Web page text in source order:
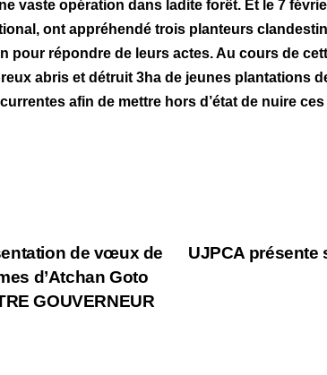
vaste opération dans ladite forêt. Et le 7
ont appréhendé trois planteurs
pour répondre de leurs actes. Au cours de
abris et détruit 3ha de jeunes plantations
afin de mettre hors d’état de nuire
UJPCA présente
de vœux de
d’Atchan Goto
GOUVERNEUR